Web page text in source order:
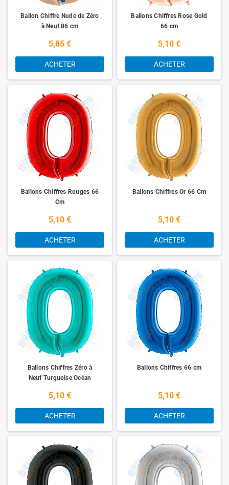
Ballon Chiffre Nude de Zéro
à Neuf 86 cm
5,85 €
ACHETER
Ballons Chiffres Rose Gold
66 cm
5,10 €
ACHETER
Ballons Chiffres Rouges 66
Cm
5,10 €
ACHETER
Ballons Chiffres Or 66 Cm
5,10 €
ACHETER
Ballons Chiffres Zéro à
Neuf Turquoise Océan
5,10 €
ACHETER
Ballons Chiffres 66 cm
5,10 €
ACHETER